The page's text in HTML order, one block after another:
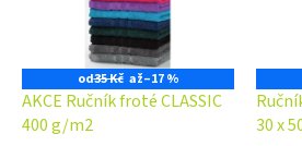
od35 Kč až–17 %
AKCE Ručník froté CLASSIC
400 g/m2
30 x